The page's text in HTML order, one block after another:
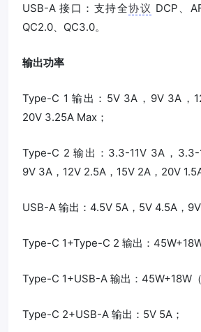
USB-A 接口：支持全协议 DCP、
QC2.0、QC3.0。
输出功率
Type-C 1 输出：5V 3A，9V 3A，
20V 3.25A Max；
Type-C 2 输出：3.3-11V 3A，3.3-
9V 3A，12V 2.5A，15V 2A，20V
USB-A 输出：4.5V 5A，5V 4.5A，9V
Type-C 1+Type-C 2 输出：
Type-C 1+USB-A 输出：45W+18W
Type-C 2+USB-A 输出：5V 5A；